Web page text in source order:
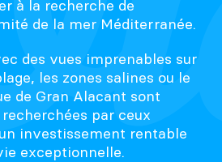
à la recherche de
de la mer Méditerranée.
des vues imprenables sur
les zones salines ou le
de Gran Alacant sont
par ceux
investissement rentable
exceptionnelle.